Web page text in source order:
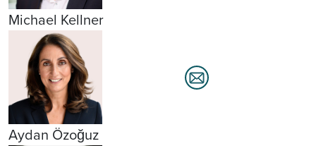
Michael Kellner
Aydan Özoğuz